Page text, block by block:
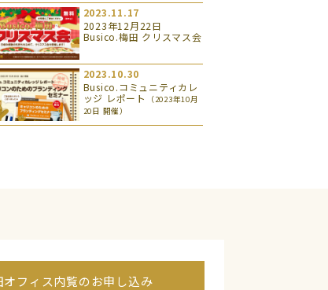
2023.11.17
2023年12月22日
Busico.梅田 クリスマス会
2023.10.30
Busico.コミュニティカレ
ッジ レポート
（2023年10月
20日 開催）
オフィス内覧のお申し込み